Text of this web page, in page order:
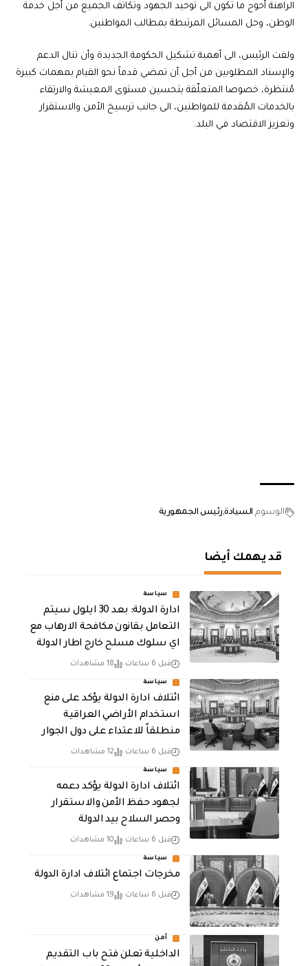
الراهنة أحوج ما تكون الى توحيد الجهود وتكاتف الجميع من أجل خدمة
الوطن، وحل المسائل المرتبطة بمطالب المواطنين.
ولفت الرئيس، الى أهمية تشكيل الحكومة الجديدة وأن تنال الدعم
والإسناد المطلوبين من أجل أن تمضي قدماً نحو القيام بمهمات كبيرة
مُنتظرة، خصوصا المتعلّقة بتحسين مستوى المعيشة والارتقاء
بالخدمات المُقدمة للمواطنين، الى جانب ترسيخ الأمن والاستقرار
وتعزيز الاقتصاد في البلد.
الوسوم السيادة رئيس الجمهورية
قد يهمك أيضا
سياسة
ادارة الدولة: بعد 30 ايلول سيتم
التعامل بقانون مكافحة الارهاب مع
اي سلوك مسلح خارج اطار الدولة
قبل 6 ساعات 18 مشاهدات
سياسة
ائتلاف ادارة الدولة يؤكد على منع
استخدام الأراضي العراقية
منطلقاً للاعتداء على دول الجوار
قبل 6 ساعات 12 مشاهدات
سياسة
ائتلاف ادارة الدولة يؤكد دعمه
لجهود حفظ الأمن والاستقرار
وحصر السلاح بيد الدولة
قبل 6 ساعات 10 مشاهدات
سياسة
مخرجات اجتماع ائتلاف ادارة الدولة
قبل 6 ساعات 19 مشاهدات
أمن
الداخلية تعلن فتح باب التقديم